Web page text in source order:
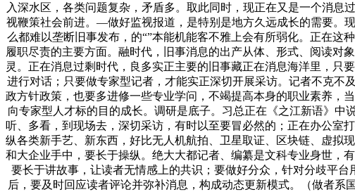
入深水区，各类问题复杂，矛盾多。取此同时，现正在又是一个消息
视鞭策社会前进。—做好监视报道，是特别是地方久远成长的需要。
么都难以垄断旧事发布，的“”本能机能客不雅上会有所弱化。正在这
履职尽责的主要方面。融时代，旧事消息的出产从体、形式、阅读对
灵。正在消息过剩时代，良多实正主要的旧事藏正在消息海洋里，只
进行对话；只要做专家型记者，才能实正深切开展采访。记者不克不
政方针政策，也要多进修一些专业学问，不竭提高本身的职业素养，
向专家型人才标的目的成长。调研是底子。习总正在《之江新语》中
听、多看，到现场去，深切采访，有时以至要冒必然的；正在办公室
纵各类新手艺、新东西，好比无人机航拍、卫星取证、区块链、虚拟
和大企业手中，要长于操纵。绝大大都记者、编纂是文科专业身世，
要长于讲故事，让读者无情感上的共识；要做好分众，针对分歧平
后，要及时回应读者评论并弥补消息，构成动态更新模式。（做者系